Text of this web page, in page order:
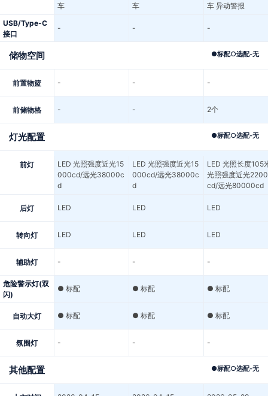
车
车
车 异动警报
USB/Type-C
接口
- - -
储物空间 ●标配○选配-无
前置物篮 - - -
前储物格 - - 2个
灯光配置 ●标配○选配-无
前灯
LED 光照强度近光15
000cd/远光38000c
d
LED 光照强度近光15
000cd/远光38000c
d
LED 光照长度105
光照强度近光
cd/远光80000cd
后灯 LED LED LED
转向灯 LED LED LED
辅助灯 - - -
危险警示灯(双
闪)
● 标配 ● 标配 ● 标配
自动大灯 ● 标配 ● 标配 ● 标配
氛围灯 - - -
其他配置 ●标配○选配-无